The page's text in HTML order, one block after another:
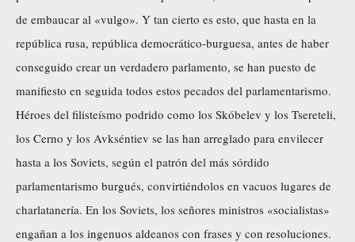
de embaucar al «vulgo». Y tan cierto es esto, que hasta en la
república rusa, república democrático-burguesa, antes de haber
conseguido crear un verdadero parlamento, se han puesto de
manifiesto en seguida todos estos pecados del parlamentarismo.
Héroes del filisteísmo podrido como los Skóbelev y los Tsereteli,
los Cerno y los Avkséntiev se las han arreglado para envilecer
hasta a los Soviets, según el patrón del más sórdido
parlamentarismo burgués, convirtiéndolos en vacuos lugares de
charlatanería. En los Soviets, los señores ministros «socialistas»
engañan a los ingenuos aldeanos con frases y con resoluciones.